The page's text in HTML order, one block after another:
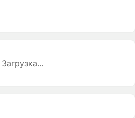
Загрузка...